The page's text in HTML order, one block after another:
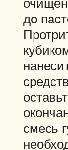
до
смесь